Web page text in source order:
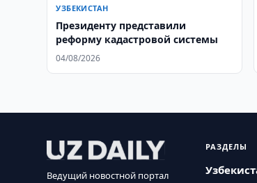
УЗБЕКИСТАН
Президенту представили
реформу кадастровой системы
04/08/2026
Ведущий новостной портал
РАЗДЕЛЫ